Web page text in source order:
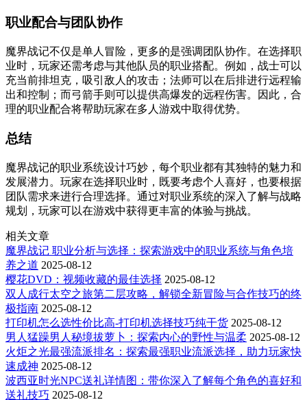
职业配合与团队协作
魔界战记不仅是单人冒险，更多的是强调团队协作。在选择职
业时，玩家还需考虑与其他队员的职业搭配。例如，战士可以
充当前排坦克，吸引敌人的攻击；法师可以在后排进行远程输
出和控制；而弓箭手则可以提供高爆发的远程伤害。因此，合
理的职业配合将帮助玩家在多人游戏中取得优势。
总结
魔界战记的职业系统设计巧妙，每个职业都有其独特的魅力和
发展潜力。玩家在选择职业时，既要考虑个人喜好，也要根据
团队需求来进行合理选择。通过对职业系统的深入了解与战略
规划，玩家可以在游戏中获得更丰富的体验与挑战。
相关文章
魔界战记 职业分析与选择：探索游戏中的职业系统与角色培
养之道 2025-08-12
樱花DVD：视频收藏的最佳选择 2025-08-12
双人成行太空之旅第二层攻略，解锁全新冒险与合作技巧的终
极指南 2025-08-12
打印机怎么选性价比高-打印机选择技巧纯干货 2025-08-12
男人猛躁男人秘境拔萝卜：探索内心的野性与温柔 2025-08-12
火炬之光最强流派排名：探索最强职业流派选择，助力玩家快
速成神 2025-08-12
波西亚时光NPC送礼详情图：带你深入了解每个角色的喜好和
送礼技巧 2025-08-12